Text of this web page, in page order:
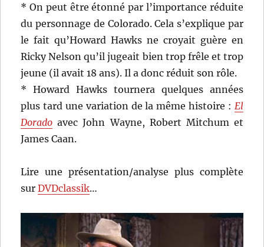
* On peut être étonné par l’importance réduite
du personnage de Colorado. Cela s’explique par
le fait qu’Howard Hawks ne croyait guère en
Ricky Nelson qu’il jugeait bien trop frêle et trop
jeune (il avait 18 ans). Il a donc réduit son rôle.
* Howard Hawks tournera quelques années
plus tard une variation de la même histoire : El
Dorado avec John Wayne, Robert Mitchum et
James Caan.
Lire une présentation/analyse plus complète
surDVDclassik…